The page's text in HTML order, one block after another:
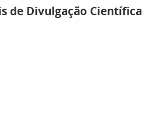
de Divulgação Científica